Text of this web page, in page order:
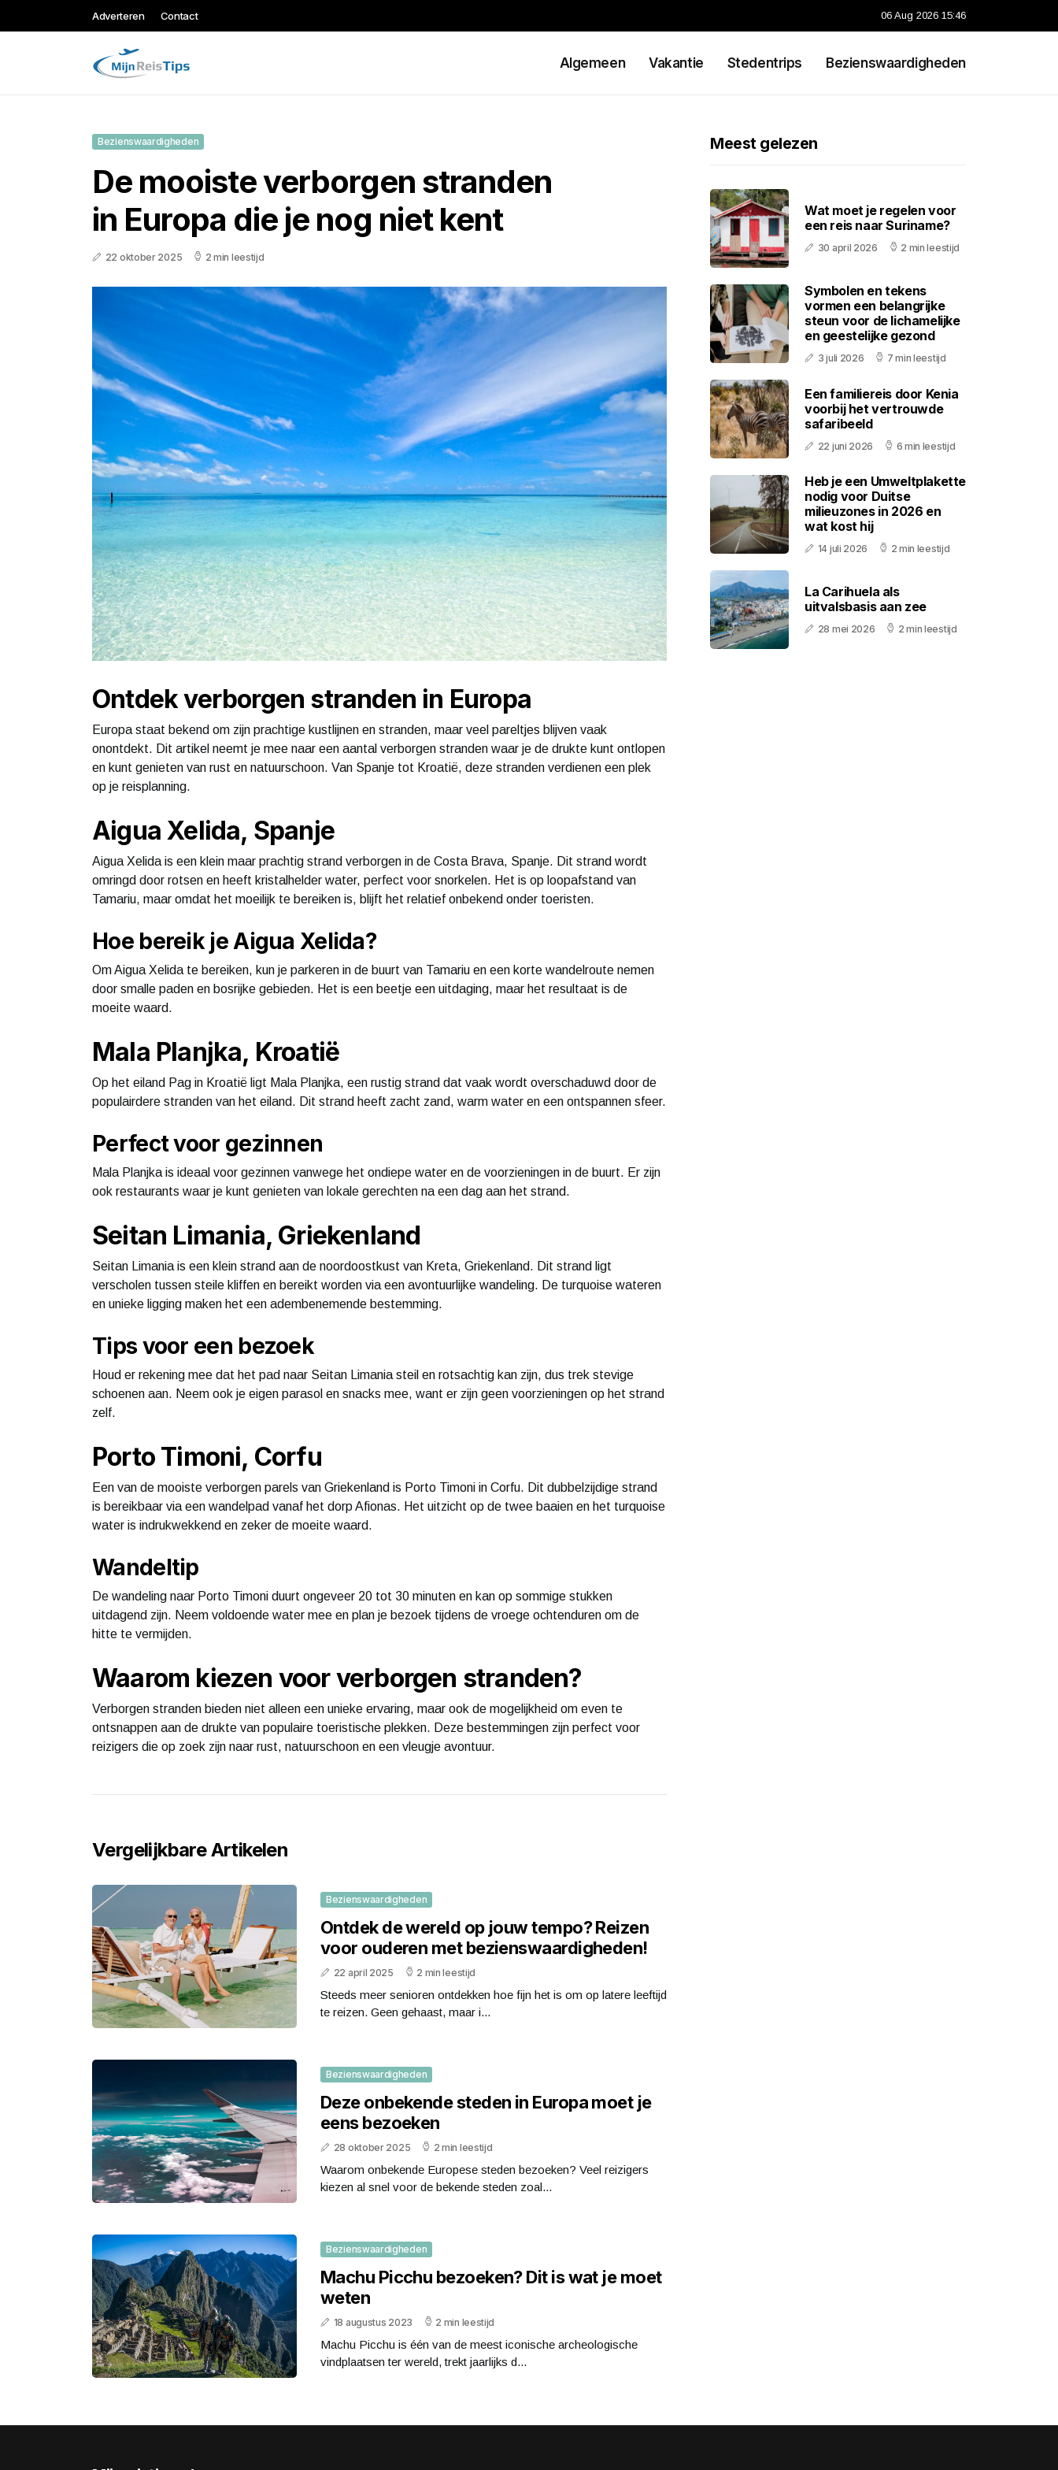
Adverteren Contact 06 Aug 2026 15:46
Algemeen Vakantie Stedentrips Bezienswaardigheden
Bezienswaardigheden
De mooiste verborgen stranden
in Europa die je nog niet kent
22 oktober 2025 2 min leestijd
Ontdek verborgen stranden in Europa
Europa staat bekend om zijn prachtige kustlijnen en stranden, maar veel pareltjes blijven vaak
onontdekt. Dit artikel neemt je mee naar een aantal verborgen stranden waar je de drukte kunt ontlopen
en kunt genieten van rust en natuurschoon. Van Spanje tot Kroatië, deze stranden verdienen een plek
op je reisplanning.
Aigua Xelida, Spanje
Aigua Xelida is een klein maar prachtig strand verborgen in de Costa Brava, Spanje. Dit strand wordt
omringd door rotsen en heeft kristalhelder water, perfect voor snorkelen. Het is op loopafstand van
Tamariu, maar omdat het moeilijk te bereiken is, blijft het relatief onbekend onder toeristen.
Hoe bereik je Aigua Xelida?
Om Aigua Xelida te bereiken, kun je parkeren in de buurt van Tamariu en een korte wandelroute nemen
door smalle paden en bosrijke gebieden. Het is een beetje een uitdaging, maar het resultaat is de
moeite waard.
Mala Planjka, Kroatië
Op het eiland Pag in Kroatië ligt Mala Planjka, een rustig strand dat vaak wordt overschaduwd door de
populairdere stranden van het eiland. Dit strand heeft zacht zand, warm water en een ontspannen sfeer.
Perfect voor gezinnen
Mala Planjka is ideaal voor gezinnen vanwege het ondiepe water en de voorzieningen in de buurt. Er zijn
ook restaurants waar je kunt genieten van lokale gerechten na een dag aan het strand.
Seitan Limania, Griekenland
Seitan Limania is een klein strand aan de noordoostkust van Kreta, Griekenland. Dit strand ligt
verscholen tussen steile kliffen en bereikt worden via een avontuurlijke wandeling. De turquoise wateren
en unieke ligging maken het een adembenemende bestemming.
Tips voor een bezoek
Houd er rekening mee dat het pad naar Seitan Limania steil en rotsachtig kan zijn, dus trek stevige
schoenen aan. Neem ook je eigen parasol en snacks mee, want er zijn geen voorzieningen op het strand
zelf.
Porto Timoni, Corfu
Een van de mooiste verborgen parels van Griekenland is Porto Timoni in Corfu. Dit dubbelzijdige strand
is bereikbaar via een wandelpad vanaf het dorp Afionas. Het uitzicht op de twee baaien en het turquoise
water is indrukwekkend en zeker de moeite waard.
Wandeltip
De wandeling naar Porto Timoni duurt ongeveer 20 tot 30 minuten en kan op sommige stukken
uitdagend zijn. Neem voldoende water mee en plan je bezoek tijdens de vroege ochtenduren om de
hitte te vermijden.
Waarom kiezen voor verborgen stranden?
Verborgen stranden bieden niet alleen een unieke ervaring, maar ook de mogelijkheid om even te
ontsnappen aan de drukte van populaire toeristische plekken. Deze bestemmingen zijn perfect voor
reizigers die op zoek zijn naar rust, natuurschoon en een vleugje avontuur.
Vergelijkbare Artikelen
Bezienswaardigheden
Ontdek de wereld op jouw tempo? Reizen
voor ouderen met bezienswaardigheden!
22 april 2025 2 min leestijd
Steeds meer senioren ontdekken hoe fijn het is om op latere leeftijd
te reizen. Geen gehaast, maar i...
Bezienswaardigheden
Deze onbekende steden in Europa moet je
eens bezoeken
28 oktober 2025 2 min leestijd
Waarom onbekende Europese steden bezoeken? Veel reizigers
kiezen al snel voor de bekende steden zoal...
Bezienswaardigheden
Machu Picchu bezoeken? Dit is wat je moet
weten
18 augustus 2023 2 min leestijd
Machu Picchu is één van de meest iconische archeologische
vindplaatsen ter wereld, trekt jaarlijks d...
Meest gelezen
Wat moet je regelen voor
een reis naar Suriname?
30 april 2026 2 min leestijd
Symbolen en tekens
vormen een belangrijke
steun voor de lichamelijke
en geestelijke gezond
3 juli 2026 7 min leestijd
Een familiereis door Kenia
voorbij het vertrouwde
safaribeeld
22 juni 2026 6 min leestijd
Heb je een Umweltplakette
nodig voor Duitse
milieuzones in 2026 en
wat kost hij
14 juli 2026 2 min leestijd
La Carihuela als
uitvalsbasis aan zee
28 mei 2026 2 min leestijd